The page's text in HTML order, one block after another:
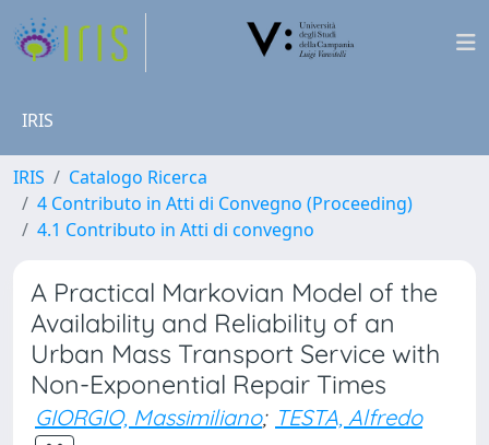
IRIS
IRIS
Catalogo Ricerca
4 Contributo in Atti di Convegno (Proceeding)
4.1 Contributo in Atti di convegno
A Practical Markovian Model of the
Availability and Reliability of an
Urban Mass Transport Service with
Non-Exponential Repair Times
GIORGIO, Massimiliano; TESTA, Alfredo